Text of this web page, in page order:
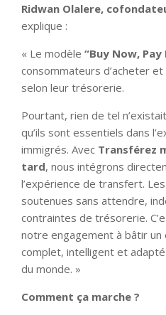
Ridwan Olalere,
explique :
« Le modèle “Buy Now, Pay
consommateurs d’acheter
selon leur trésorerie.
Pourtant, rien de tel
qu’ils sont essentiels dans
immigrés. Avec Transférez
tard, nous intégrons
l’expérience de transfert.
soutenues sans attendre,
contraintes de trésorerie.
notre engagement à bâtir
complet, intelligent et
du monde. »
Comment ça marche ?